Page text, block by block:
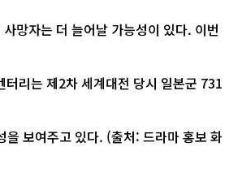
망자는 더 늘어날 가능성이 있다. 이번
보여주고 있다. (출처: 드라마 홍보 화